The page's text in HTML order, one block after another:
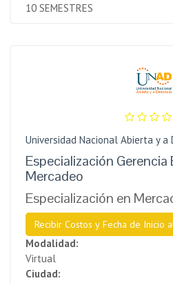
10 SEMESTRES
Universidad Nacional Abierta y a
Especialización
Mercadeo
Especialización en
Recibir Costos y Fecha de Inicio
Modalidad:
Virtual
Ciudad: